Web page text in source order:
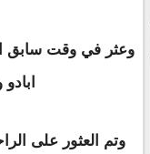
وعثر في وقت سابق
وتم العثور على